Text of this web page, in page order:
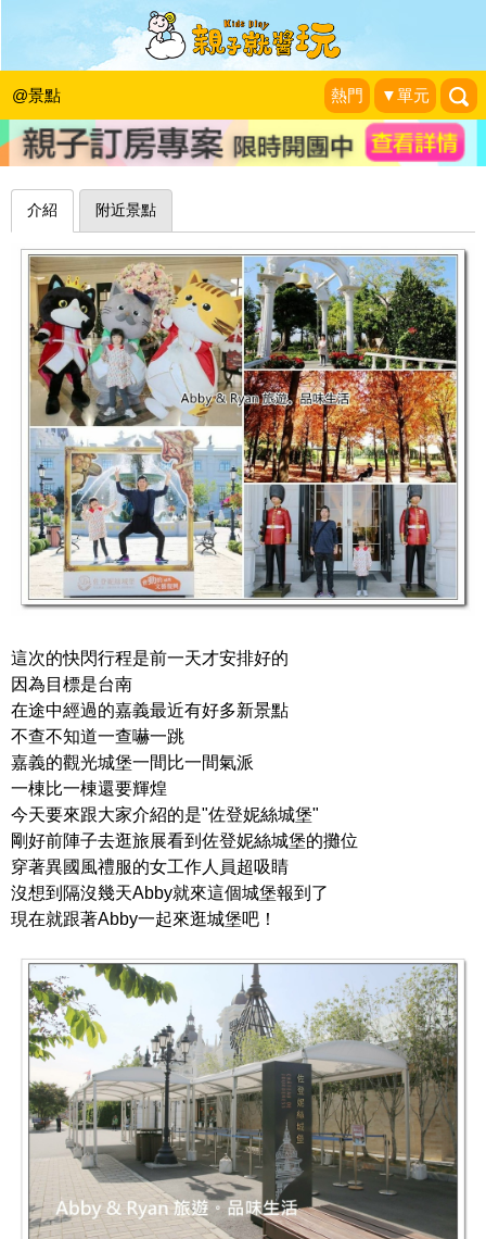
@景點 熱門 ▼單元
歐風城堡×落羽松林，紅白綠交織好拍
好唯美～嘉義佐登妮絲城堡
|2023-11-29
介紹 附近景點
這次的快閃行程是前一天才安排好的
因為目標是台南
在途中經過的嘉義最近有好多新景點
不查不知道一查嚇一跳
嘉義的觀光城堡一間比一間氣派
一棟比一棟還要輝煌
今天要來跟大家介紹的是"佐登妮絲城堡"
剛好前陣子去逛旅展看到佐登妮絲城堡的攤位
穿著異國風禮服的女工作人員超吸睛
沒想到隔沒幾天Abby就來這個城堡報到了
現在就跟著Abby一起來逛城堡吧！